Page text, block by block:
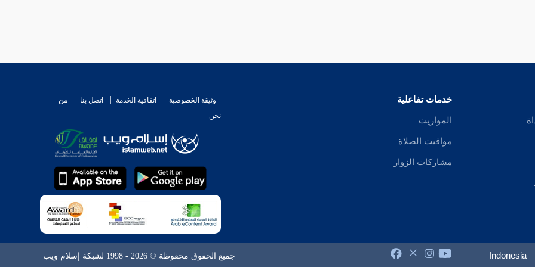
خدمات تفاعلية
المواريث
مواقيت الصلاة
مشاركات الزوار
وثيقة الخصوصية اتفاقية الخدمة اتصل بنا
من
نحن
Indonesia جميع الحقوق محفوظة © 2026 - 1998 لشبكة إسلام ويب